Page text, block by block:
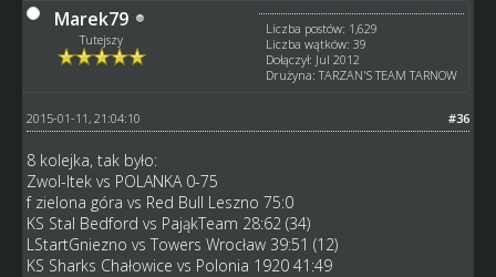
Marek79
Tutejszy
Liczba postów: 1,629
Liczba wątków: 39
Dołączył: Jul 2012
Drużyna: TARZAN'S TEAM TARNOW
#36
2015-01-11, 21:04:10
8 kolejka, tak było:
Zwol-Itek vs POLANKA 0-75
f zielona góra vs Red Bull Leszno 75:0
KS Stal Bedford vs PająkTeam 28:62 (34)
LStartGniezno vs Towers Wrocław 39:51 (12)
KS Sharks Chałowice vs Polonia 1920 41:49